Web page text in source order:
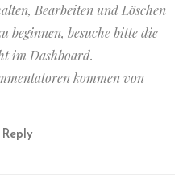
Bearbeiten und Löschen
beginnen, besuche bitte die
im Dashboard.
kommen von
Reply